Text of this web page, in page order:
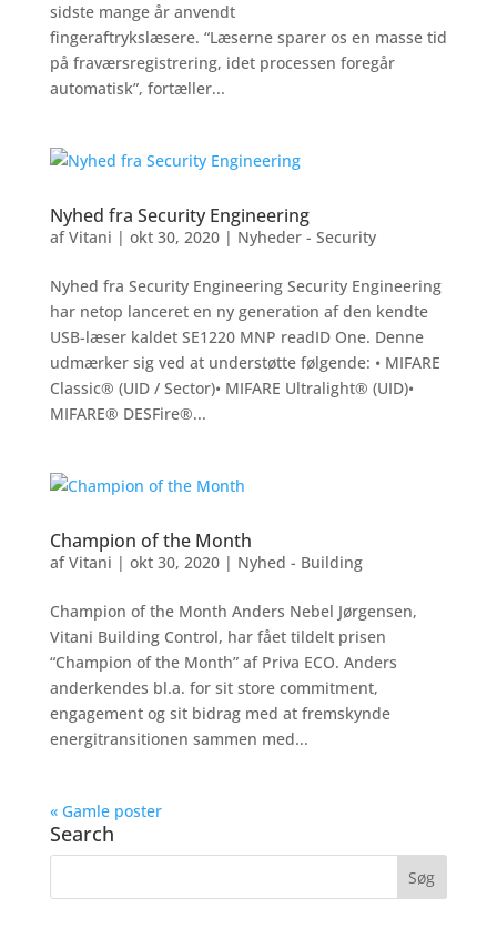
sidste mange år anvendt
fingeraftrykslæsere. “Læserne sparer os en masse tid
på fraværsregistrering, idet processen foregår
automatisk”, fortæller...
Nyhed fra Security Engineering
afVitani | okt 30, 2020| Nyheder - Security
Nyhed fra Security Engineering Security Engineering
har netop lanceret en ny generation af den kendte
USB-læser kaldet SE1220 MNP readID One. Denne
udmærker sig ved at understøtte følgende: • MIFARE
Classic® (UID / Sector)• MIFARE Ultralight® (UID)•
MIFARE® DESFire®...
Champion of the Month
afVitani | okt 30, 2020| Nyhed - Building
Champion of the Month Anders Nebel Jørgensen,
Vitani Building Control, har fået tildelt prisen
“Champion of the Month” af Priva ECO. Anders
anderkendes bl.a. for sit store commitment,
engagement og sit bidrag med at fremskynde
energitransitionen sammen med...
« Gamle poster
Search